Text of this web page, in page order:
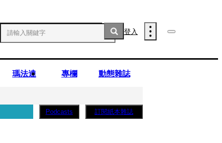
登入
瑪法達 專欄 動態雜誌
Podcasts 訂閱紙本雜誌